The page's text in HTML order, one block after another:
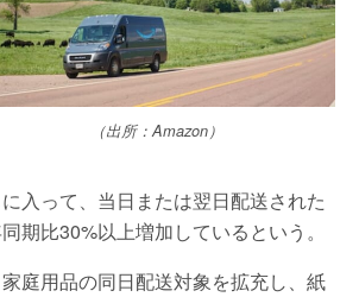
（出所：Amazon）
入って、当日または翌日配送された
期比30%以上増加しているという。
庭用品の同日配送対象を拡充し、紙